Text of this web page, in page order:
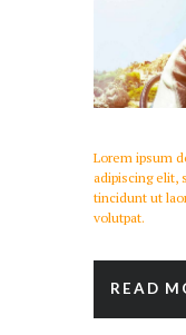
Lorem ipsum
adipiscing elit,
tincidunt ut
volutpat.
READ